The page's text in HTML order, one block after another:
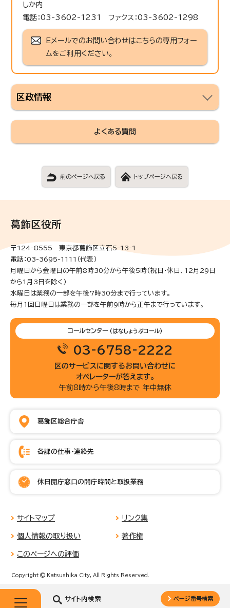
しか内
電話：03-3602-1231 ファクス：03-3602-1298
Eメールでのお問い合わせはこちらの専用フォー
ムをご利用ください。
区政情報
よくある質問
前のページへ戻る トップページへ戻る
サイト内検索 ページ番号検索
葛飾区役所
〒124-8555 東京都葛飾区立石5-13-1
電話：03-3695-1111（代表）
月曜日から金曜日の午前8時30分から午後5時(祝日・休日、12月29日
から1月3日を除く)
水曜日は業務の一部を午後7時30分まで行っています。
毎月1回日曜日は業務の一部を午前9時から正午まで行っています。
コールセンター (はなしょうぶコール)
03-6758-2222
区のサービスに関するお問い合わせに
オペレーターが答えます。
午前8時から午後8時まで 年中無休
葛飾区総合庁舎
各課の仕事・連絡先
休日開庁窓口の開庁時間と取扱業務
サイトマップ リンク集
個人情報の取り扱い 著作権
このページへの評価
Copyright © Katsushika City, All Rights Reserved.